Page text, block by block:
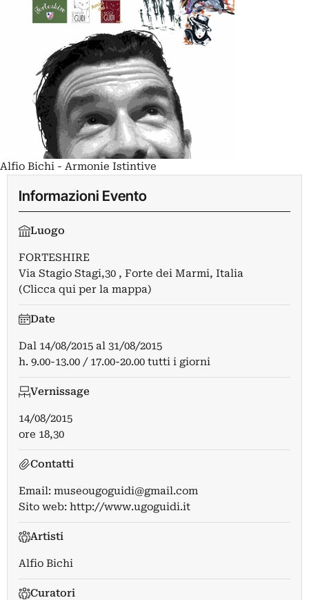
Alfio Bichi - Armonie Istintive
Informazioni Evento
Luogo
FORTESHIRE
Via Stagio Stagi,30 , Forte dei Marmi, Italia
(Clicca qui per la mappa)
Date
Dal 14/08/2015 al 31/08/2015
h. 9.00-13.00 / 17.00-20.00 tutti i giorni
Vernissage
14/08/2015
ore 18,30
Contatti
Email: museougoguidi@gmail.com
Sito web: http://www.ugoguidi.it
Artisti
Alfio Bichi
Curatori